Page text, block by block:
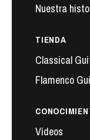
Nuestra
TIENDA
Classical
Flamenco
Vídeos